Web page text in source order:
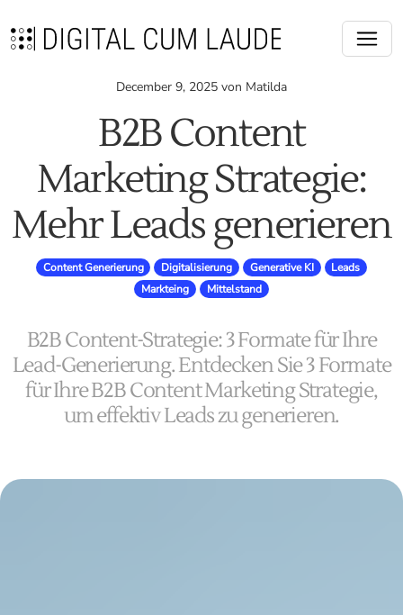
December 9, 2025 von Matilda
B2B Content
Marketing Strategie:
Mehr Leads generieren
Content Generierung Digitalisierung Generative KI
Leads
Markteing
Mittelstand
B2B Content-Strategie: 3 Formate für Ihre
Lead-Generierung. Entdecken Sie 3 Formate
für Ihre B2B Content Marketing Strategie,
um effektiv Leads zu generieren.